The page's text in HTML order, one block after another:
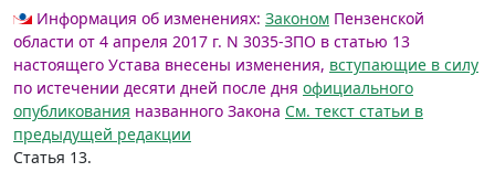
Информация об изменениях: Законом Пензенской
области от 4 апреля 2017 г. N 3035-ЗПО в статью 13
настоящего Устава внесены изменения, вступающие в силу
по истечении десяти дней после дня официального
опубликования названного Закона См. текст статьи в
предыдущей редакции
Статья 13.